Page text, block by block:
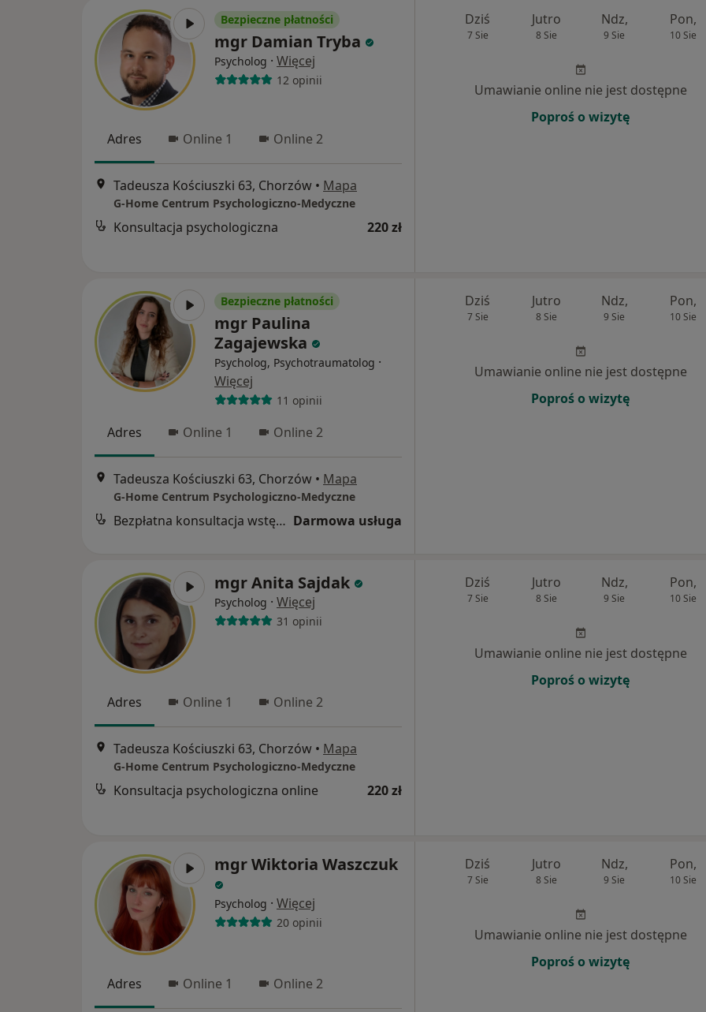
Bezpieczne płatności
mgr Damian Tryba
Psycholog · Więcej
12 opinii
Adres Online 1 Online 2
Tadeusza Kościuszki 63, Chorzów • Mapa
G-Home Centrum Psychologiczno-Medyczne
Konsultacja psychologiczna 220 zł
Dziś
7 Sie
Jutro
8 Sie
Ndz,
9 Sie
Pon,
10 Sie
Umawianie online nie jest dostępne
Poproś o wizytę
Bezpieczne płatności
mgr Paulina
Zagajewska
Psycholog, Psychotraumatolog ·
Więcej
11 opinii
Adres Online 1 Online 2
Tadeusza Kościuszki 63, Chorzów • Mapa
G-Home Centrum Psychologiczno-Medyczne
Bezpłatna konsultacja wstępna - telefoniczna Darmowa usługa
Dziś
7 Sie
Jutro
8 Sie
Ndz,
9 Sie
Pon,
10 Sie
Umawianie online nie jest dostępne
Poproś o wizytę
mgr Anita Sajdak
Psycholog · Więcej
31 opinii
Adres Online 1 Online 2
Tadeusza Kościuszki 63, Chorzów • Mapa
G-Home Centrum Psychologiczno-Medyczne
Konsultacja psychologiczna online 220 zł
Dziś
7 Sie
Jutro
8 Sie
Ndz,
9 Sie
Pon,
10 Sie
Umawianie online nie jest dostępne
Poproś o wizytę
mgr Wiktoria Waszczuk
Psycholog · Więcej
20 opinii
Adres Online 1 Online 2
Dziś
7 Sie
Jutro
8 Sie
Ndz,
9 Sie
Pon,
10 Sie
Umawianie online nie jest dostępne
Poproś o wizytę